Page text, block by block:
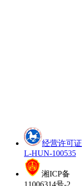
经营许可证
L-HUN-100535
湘ICP备
11006314号-2